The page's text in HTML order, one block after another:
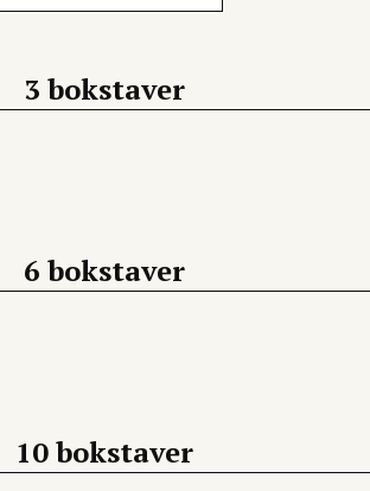
3 bokstaver
6 bokstaver
10 bokstaver